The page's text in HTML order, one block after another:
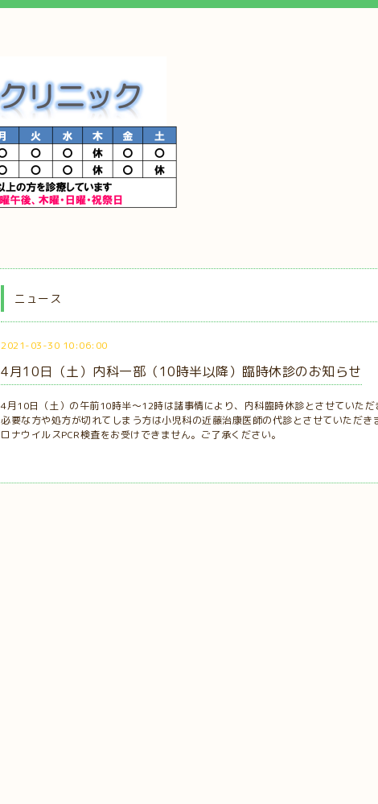
ニュース
2021-03-30 10:06:00
4月10日（土）内科一部（10時半以降）臨時休診のお知らせ
4月10日（土）の午前10時半～12時は諸事情により、内科臨時休診とさせていた
必要な方や処方が切れてしまう方は小児科の近藤治康医師の代診とさせていただき
ロナウイルスPCR検査をお受けできません。ご了承ください。